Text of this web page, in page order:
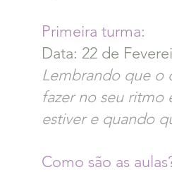
Primeira turma:
Data: 22 de
Lembrando que o
fazer no seu ritmo
estiver e quando
Como são as